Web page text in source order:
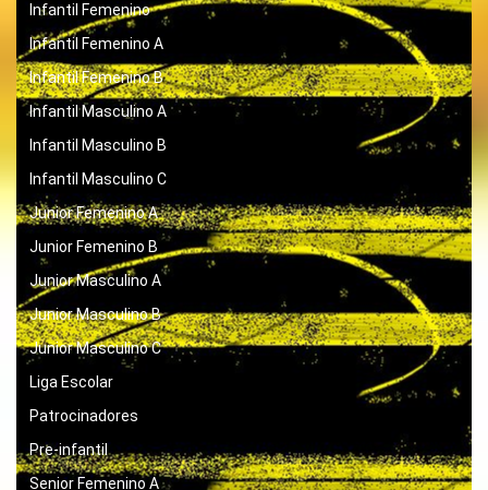
Infantil Femenino
Infantil Femenino A
Infantil Femenino B
Infantil Masculino A
Infantil Masculino B
Infantil Masculino C
Junior Femenino A
Junior Femenino B
Junior Masculino A
Junior Masculino B
Junior Masculino C
Liga Escolar
Patrocinadores
Pre-infantil
Senior Femenino A